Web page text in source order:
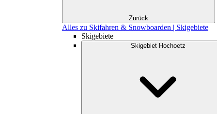
Zurück
Alles zu Skifahren & Snowboarden | Skigebiete
Skigebiete
Skigebiet Hochoetz